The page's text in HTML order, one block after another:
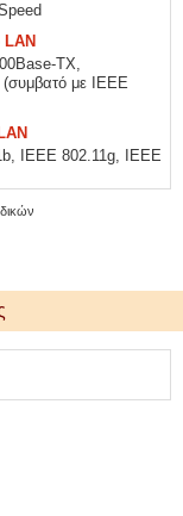
TX,
με IEEE
IEEE 802.11g, IEEE